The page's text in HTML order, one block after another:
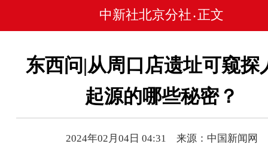
中新社北京分社 • 正文
东西问|从周口店遗址可窥探
起源的哪些秘密？
2024年02月04日 04:31 来源：中国新闻网